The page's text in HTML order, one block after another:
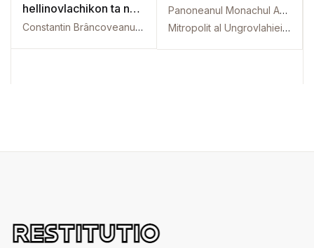
hellinovlachikon ta nyn
proton
Constantin Brâncoveanu (1654 - 1714), Domn al Ţării Româneşti
Panoneanul Monachul Andrian Daniil
Mitropolit al Ungrovlahiei Ştefan